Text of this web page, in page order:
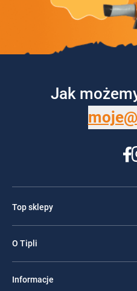
Jak
Top sklepy
O Tipli
Informacje